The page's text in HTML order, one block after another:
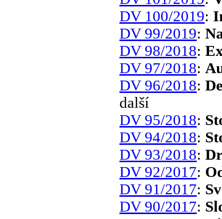
DV 100/2019:
DV 99/2019:
DV 98/2018:
DV 97/2018:
DV 96/2018:
další
DV 95/2018:
DV 94/2018:
DV 93/2018:
DV 92/2017:
DV 91/2017:
DV 90/2017: